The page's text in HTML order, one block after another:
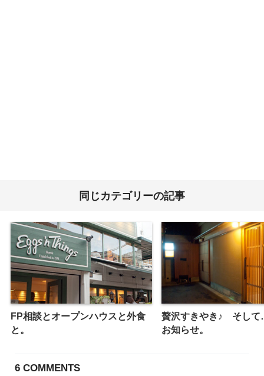
同じカテゴリーの記事
FP相談とオープンハウスと外食
と。
贅沢すきやき♪ そし
お知らせ。
6COMMENTS